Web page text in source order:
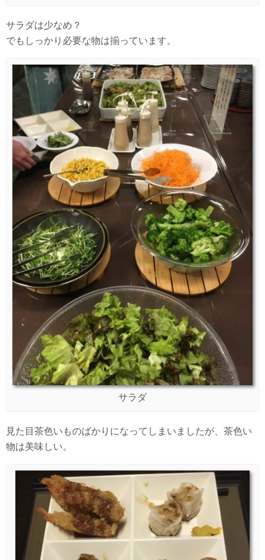
サラダは少なめ？
でもしっかり必要な物は揃っています。
サラダ
見た目茶色いものばかりになってしまいましたが、茶色い
物は美味しい。